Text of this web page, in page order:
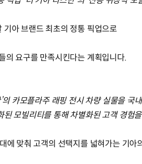
아 브랜드 최초의 정통 픽업으로
의 요구를 만족시킨다는 계획입니다.
의 카모플라주 래핑 전시 차량 실물을
모빌리티를 통해 차별화된 고객 경험
맞춰 고객의 선택지를 넓혀가는 기아